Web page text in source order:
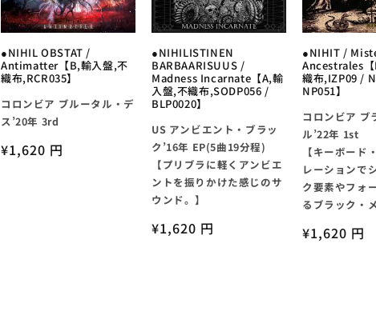
●NIHIL OBSTAT /
Antimatter【B,輸入盤,不
織布,RCR035】
コロンビア ブルータル・デ
ス’20年 3rd
通
¥1,620 円
●NIHILISTINEN
BARBAARISUUS /
Madness Incarnate【A,輸
入盤,不織布,SODP056 /
BLP0020】
US アンビエント・ブラッ
ク’16年 EP(5曲19分程)
【プリブラに軽くアンビエ
ントを振りかけた感じのサ
ウンド。】
通
¥1,620 円
●NIHIT /
Ancestrales
織布,IZP09 /
NP051】
コロンビア ブ
ル’22年 1st
【キーボード
レーションで
ク要素やフォ
るブラック・
通
¥1,620 円